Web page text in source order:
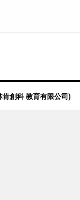
創科 教育有限公司)